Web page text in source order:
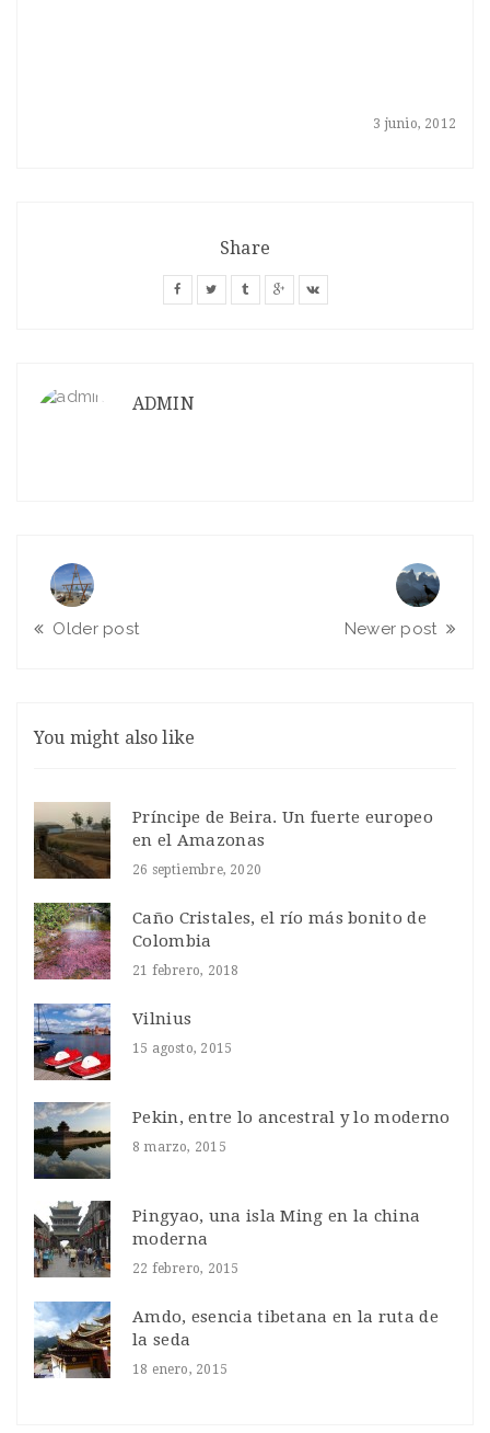
3 junio, 2012
Share
ADMIN
Older post Newer post
You might also like
Príncipe de Beira. Un fuerte europeo
en el Amazonas
26 septiembre, 2020
Caño Cristales, el río más bonito de
Colombia
21 febrero, 2018
Vilnius
15 agosto, 2015
Pekin, entre lo ancestral y lo moderno
8 marzo, 2015
Pingyao, una isla Ming en la china
moderna
22 febrero, 2015
Amdo, esencia tibetana en la ruta de
la seda
18 enero, 2015